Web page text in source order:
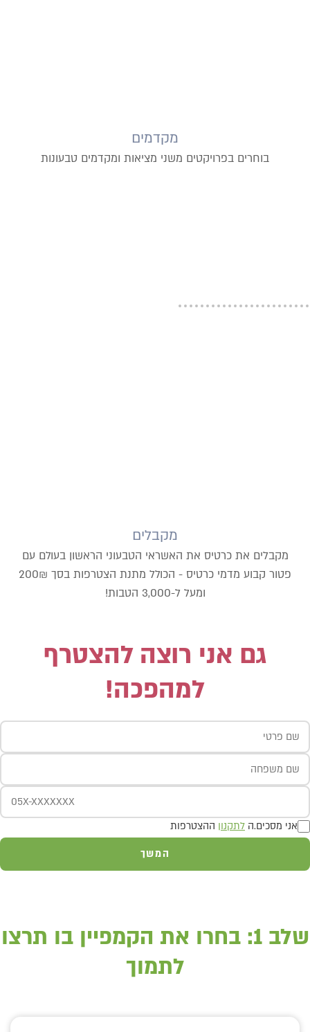
מקדמים
בוחרים בפרויקטים משני מציאות ומקדמים טבעונות
מקבלים
מקבלים את כרטיס את האשראי הטבעוני הראשון בעולם עם
פטור קבוע מדמי כרטיס - הכולל מתנת הצטרפות בסך 200₪
ומעל ל-3,000 הטבות!
גם אני רוצה להצטרף
למהפכה!
אני מסכים.ה לתקנון ההצטרפות
המשך
שלב 1: בחרו את הקמפיין בו תרצו
לתמוך